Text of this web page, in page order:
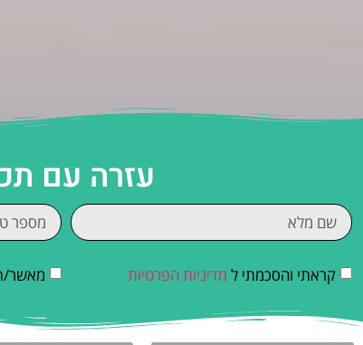
עזרה עם
קראתי והסכמתי ל מדיניות הפרטיות מאשר/ת